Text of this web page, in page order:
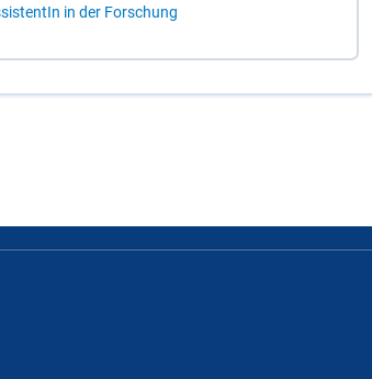
in der For­schung